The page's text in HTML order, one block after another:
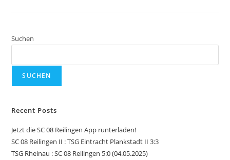
Suchen
SUCHEN
Recent Posts
Jetzt die SC 08 Reilingen App runterladen!
SC 08 Reilingen II : TSG Eintracht Plankstadt II 3:3
TSG Rheinau : SC 08 Reilingen 5:0 (04.05.2025)